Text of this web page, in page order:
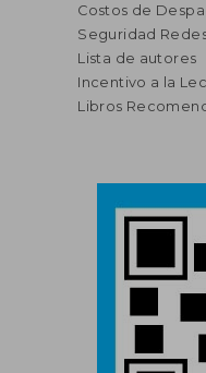
Costos de
Seguridad
Lista de autores
Incentivo a la
Libros